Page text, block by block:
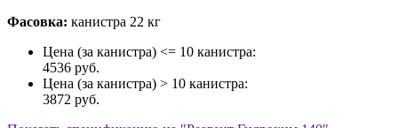
Фасовка: канистра 22 кг
Цена (за канистра) <= 10 канистра:
4536 руб.
Цена (за канистра) > 10 канистра:
3872 руб.